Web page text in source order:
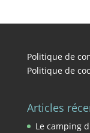
Politique de
Politique de
Articles
Le camping